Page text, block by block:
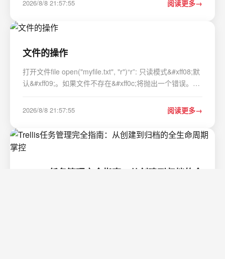
https://gitcode.com/GitHub_Trending/sg/sglang SGLang
作为专为大…
2026/8/8 21:57:55 阅读更多
文件的操作
打开文件file open("myfile.txt", "r")“r”: 只读模式&#xff08;默
认&#xff09;。如果文件不存在&#xff0c;将抛出一个错误。
&#xff1b;如果文件已存在&#xff0c;将截断&#xff…
2026/8/8 21:57:55 阅读更多
Trellis任务管理完全指南：从创建到归档的全